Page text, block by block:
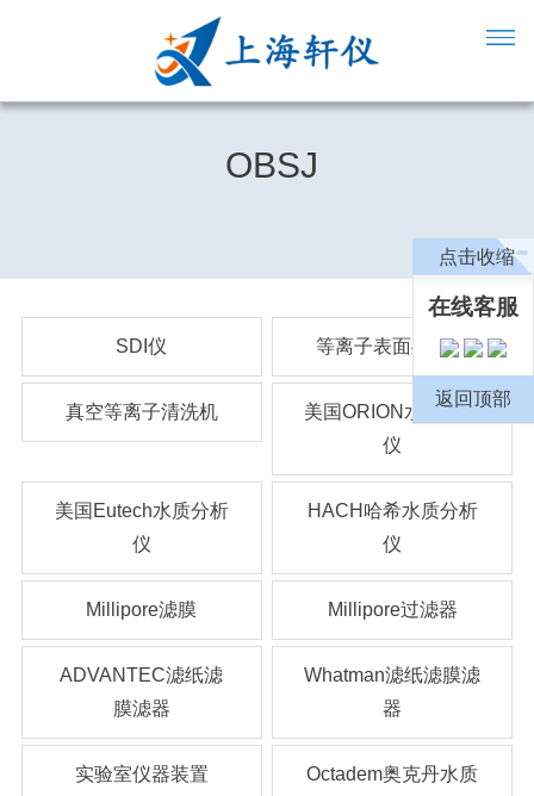
OBSJ
SDI仪 等离子表面处理机
真空等离子清洗机
美国ORION水质分析
仪
美国Eutech水质分析
仪
HACH哈希水质分析
仪
Millipore滤膜 Millipore过滤器
ADVANTEC滤纸滤
膜滤器
Whatman滤纸滤膜滤
器
实验室仪器装置
Octadem奥克丹水质
点击收缩
在线客服
返回顶部